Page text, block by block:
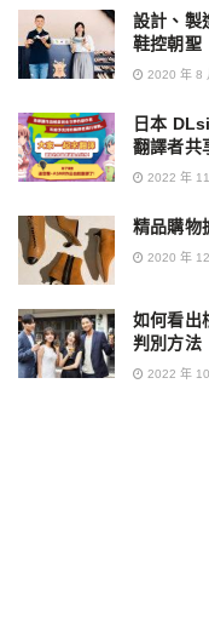
設計、
鞋控朝聖
2020 年 8
日本
翻譯者共
2022 年
精品購物
2020 年
如何看出
判別方法
2022 年